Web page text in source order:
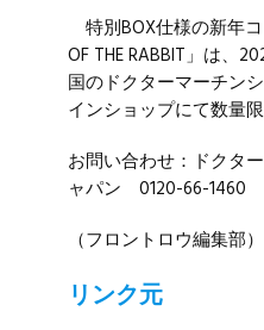
特別BOX仕様の新年
OF THE RABBIT」は、
国のドクターマーチン
インショップにて数量限
お問い合わせ：ドクタ
ャパン 0120-66-1460
（フロントロウ編集部）
リンク元